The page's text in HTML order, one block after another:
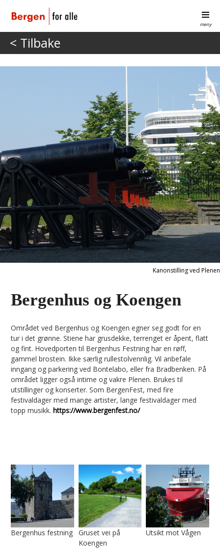
meny
< Tilbake
Kanonstilling ved Plenen
Bergenhus og Koengen
Området ved Bergenhus og Koengen egner seg godt for en
tur i det grønne. Stiene har grusdekke, terrenget er åpent, flatt
og fint. Hovedporten til Bergenhus Festning har en røff,
gammel brostein. Ikke særlig rullestolvennlig. Vil anbefale
inngang og parkering ved Bontelabo, eller fra Bradbenken. På
området ligger også intime og vakre Plenen. Brukes til
utstillinger og konserter. Som BergenFest, med fire
festivaldager med mange artister, lange festivaldager med
topp musikk.https://www.bergenfest.no/
Bergenhus festning
Gruset vei på
Koengen
Utsikt mot Vågen